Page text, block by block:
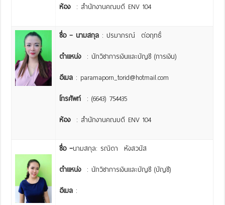
ห้อง : สำนักงานคณบดี ENV 104
ชื่อ – นามสกุล : ปรมาภรณ์ ต่อฤทธิ์
ตำแหน่ง: นักวิชาการเงินและบัญชี (การเงิน)
อีเมล : paramaporn_torid@hotmail.com
โทรศัพท์: (6643) 754435
ห้อง : สำนักงานคณบดี ENV 104
ชื่อ –นามสกุล: รณิดา หังสวนัส
ตำแหน่ง : นักวิชาการเงินและบัญชี (บัญชี)
อีเมล :